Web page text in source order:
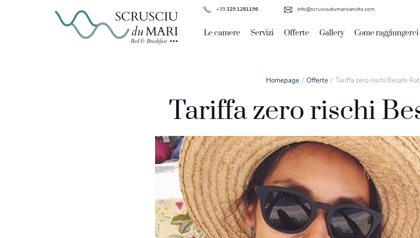
+39.329.1281196 info@scrusciudumarisanvito.com
Le camere Servizi Offerte Gallery Come raggiungerci
Homepage Offerte Tariffa zero rischi Besafe
Tariffa zero rischi